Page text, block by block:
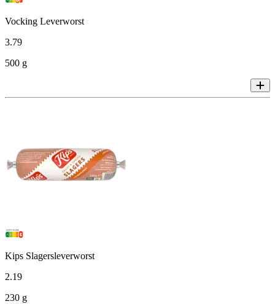
Vocking Leverworst
3.79
500 g
Kips Slagersleverworst
2.19
230 g